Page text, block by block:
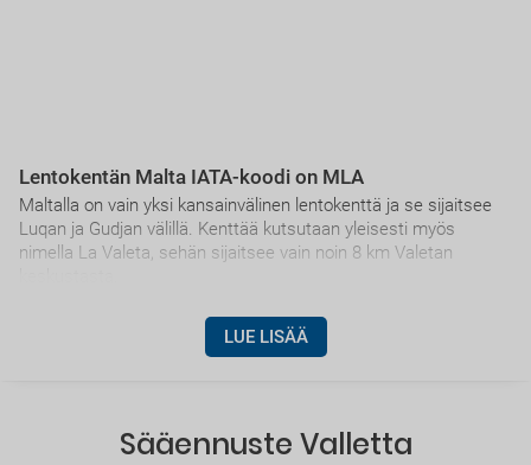
Lentokentän Malta IATA-koodi on MLA
Maltalla on vain yksi kansainvälinen lentokenttä ja se sijaitsee
Luqan ja Gudjan välillä. Kenttää kutsutaan yleisesti myös
nimella La Valeta, sehän sijaitsee vain noin 8 km Valetan
LUE LISÄÄ
Sääennuste Valletta